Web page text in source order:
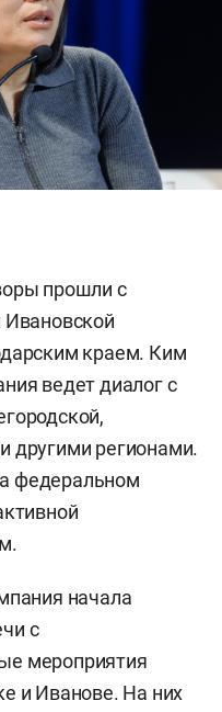
прошли с
Ивановской
краем. Ким
ведет диалог с
другими регионами.
федеральном
начала
с
мероприятия
и Иванове. На них